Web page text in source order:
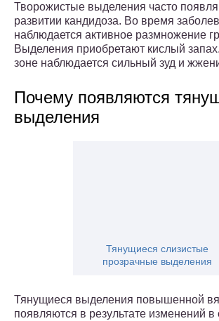
Творожистые выделения часто
развитии кандидоза. Во время
наблюдается активное размножение
Выделения приобретают кислый
зоне наблюдается сильный зуд и
Почему появляются
выделения
Тянущиеся слизистые
прозрачные выделения
Тянущиеся выделения повышенной
появляются в результате изменений в